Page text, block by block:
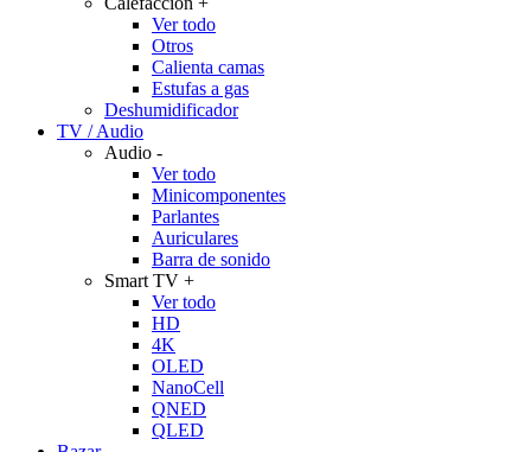
Ver todo
Otros
Calienta camas
Estufas a gas
Deshumidificador
TV / Audio
Audio -
Ver todo
Minicomponentes
Parlantes
Auriculares
Barra de sonido
Smart TV +
Ver todo
HD
4K
OLED
NanoCell
QNED
QLED